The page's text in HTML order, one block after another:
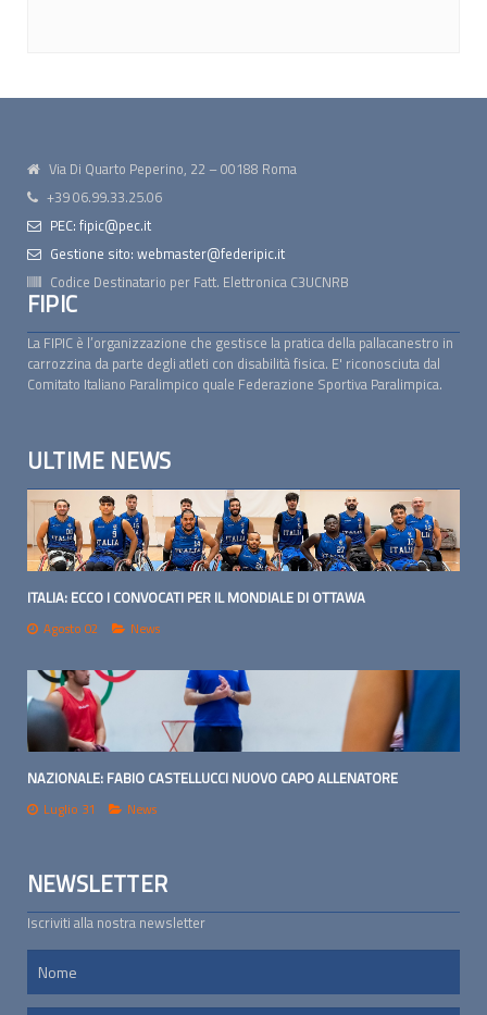
Via Di Quarto Peperino, 22 – 00188 Roma
+39 06.99.33.25.06
PEC: fipic@pec.it
Gestione sito: webmaster@federipic.it
Codice Destinatario per Fatt. Elettronica C3UCNRB
FIPIC
La FIPIC è l’organizzazione che gestisce la pratica della pallacanestro in
carrozzina da parte degli atleti con disabilità fisica. E' riconosciuta dal
Comitato Italiano Paralimpico quale Federazione Sportiva Paralimpica.
ULTIME NEWS
ITALIA: ECCO I CONVOCATI PER IL MONDIALE DI OTTAWA
Agosto 02 News
NAZIONALE: FABIO CASTELLUCCI NUOVO CAPO ALLENATORE
Luglio 31 News
NEWSLETTER
Iscriviti alla nostra newsletter